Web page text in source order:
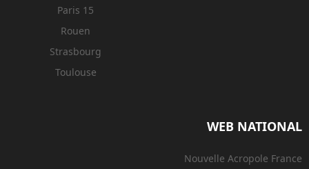
Paris 15
Rouen
Strasbourg
Toulouse
WEB NATIONAL
Nouvelle Acropole France